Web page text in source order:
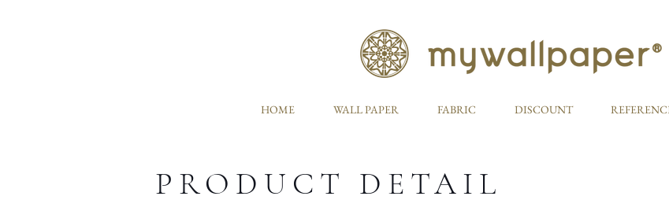
HOME WALL PAPER FABRIC DISCOUNT
PRODUCT DETAIL